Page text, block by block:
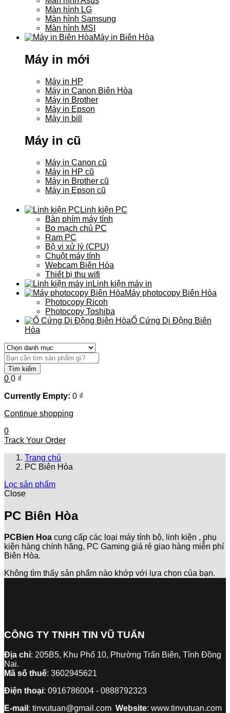
Màn hình LG
Màn hình Samsung
Màn hình MSI
Máy in Biên Hòa
Máy in mới
Máy in HP
Máy in Canon Biên Hòa
Máy in Brother
Máy in Epson
Máy in bill
Máy in cũ
Máy in Canon cũ
Máy in HP cũ
Máy in Brother cũ
Máy in Epson cũ
Linh kiện PC
Bàn phím máy tính
Bo mạch chủ PC
Ram PC
Bộ vi xử lý (CPU)
Chuột máy tính
Webcam Biên Hòa
Thiết bị thu wifi
Linh kiện máy in
Máy photocopy Biên Hòa
Photocopy Ricoh
Photocopy Toshiba
Ổ Cứng Di Động Biên
Hòa
Tìm kiếm
0 0 ₫
Currently Empty: 0 ₫
Continue shopping
0
Track Your Order
Trang chủ
PC Biên Hòa
Lọc sản phẩm
Close
PC Biên Hòa
PCBien Hoa cung cấp các loại máy tính bộ, linh kiện , phụ
kiện hàng chính hãng, PC Gaming giá rẻ giao hàng miễn phí
Biên Hòa.
Không tìm thấy sản phẩm nào khớp với lựa chọn của bạn.
CÔNG TY TNHH TIN VŨ TUẤN
Địa chỉ: 205B5, Khu Phố 10, Phường Trấn Biên, Tỉnh Đồng
Nai.
Mã số thuế: 3602945621
Điện thoại: 0916786004 - 0888792323
E-mail : tinvutuan@gmail.com Website: www.tinvutuan.com